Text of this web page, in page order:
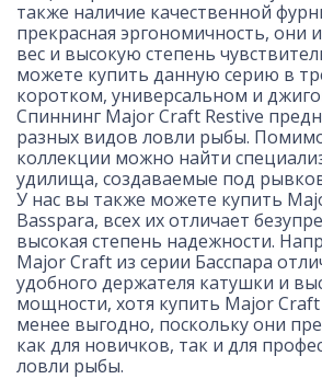
также наличие качественной
прекрасная эргономичность,
вес и высокую степень
можете купить данную серию в
коротком, универсальном и
Спиннинг Major Craft Restive
разных видов ловли рыбы.
коллекции можно найти
удилища, создаваемые под
У нас вы также можете купить
Basspara, всех их отличает
высокая степень надежности.
Major Craft из серии Басспара
удобного держателя катушки и
мощности, хотя купить Major Craft
менее выгодно, поскольку они
как для новичков, так и для
ловли рыбы.